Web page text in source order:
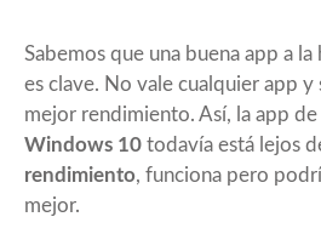
Sabemos que una buena app a
es clave. No vale cualquier app y
mejor rendimiento. Así, la app de
Windows 10 todavía está lejos
rendimiento, funciona pero
mejor.